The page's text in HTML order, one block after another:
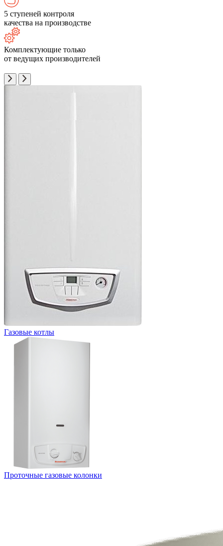
5 ступеней контроля
качества на производстве
Комплектующие только
от ведущих производителей
Газовые котлы
Проточные газовые колонки